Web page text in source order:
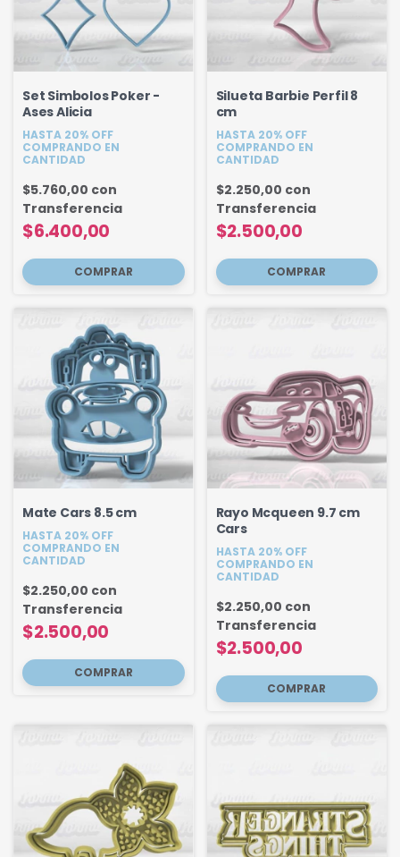
Set Simbolos Poker -
Ases Alicia
HASTA 20% OFF
COMPRANDO EN
CANTIDAD
$6.400,00
$5.760,00 con
Transferencia
Silueta Barbie Perfil 8
cm
HASTA 20% OFF
COMPRANDO EN
CANTIDAD
$2.500,00
$2.250,00 con
Transferencia
Mate Cars 8.5 cm
HASTA 20% OFF
COMPRANDO EN
CANTIDAD
$2.500,00
$2.250,00 con
Transferencia
Rayo Mcqueen 9.7 cm
Cars
HASTA 20% OFF
COMPRANDO EN
CANTIDAD
$2.500,00
$2.250,00 con
Transferencia